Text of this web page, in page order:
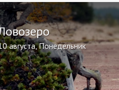
августа, Понедельник